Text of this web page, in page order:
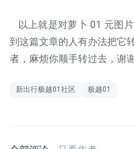
以上就是对萝卜 01 元图
到这篇文章的人有办法把它
者，麻烦你顺手转过去，谢
新出行极越01社区 极越01